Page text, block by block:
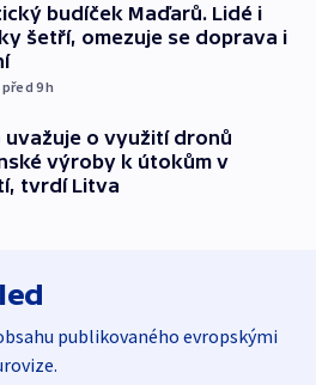
budíček Maďarů. Lidé i
šetří, omezuje se doprava i
před 9h
uvažuje o využití dronů
výroby k útokům v
tvrdí Litva
publikovaného evropskými